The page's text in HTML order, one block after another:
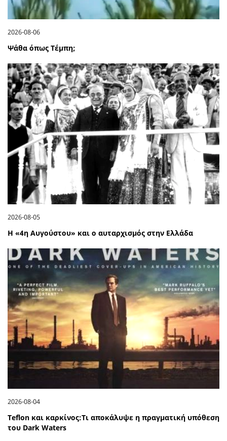
2026-08-06
Ψάθα όπως Τέμπη;
2026-08-05
Η «4η Αυγούστου» και ο αυταρχισμός στην Ελλάδα
2026-08-04
Teflon και καρκίνος:Τι αποκάλυψε η πραγματική υπόθεση
του Dark Waters